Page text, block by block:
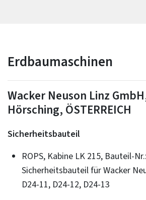
Erdbaumaschinen
Wacker Neuson Linz
Hörsching, ÖSTERREICH
Sicherheitsbauteil
ROPS, Kabine LK 215, Bauteil-
Sicherheitsbauteil für Wacker
D24-11, D24-12, D24-13